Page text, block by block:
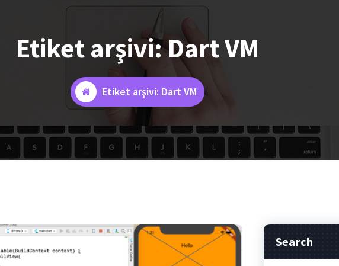
Etiket arşivi: Dart VM
Etiket arşivi: Dart VM
Search